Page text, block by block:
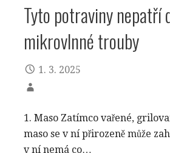
Tyto potraviny nepatří
mikrovlnné trouby
1. 3. 2025
1. Maso Zatímco vařené,
maso se v ní přirozeně může
v ní nemá co…